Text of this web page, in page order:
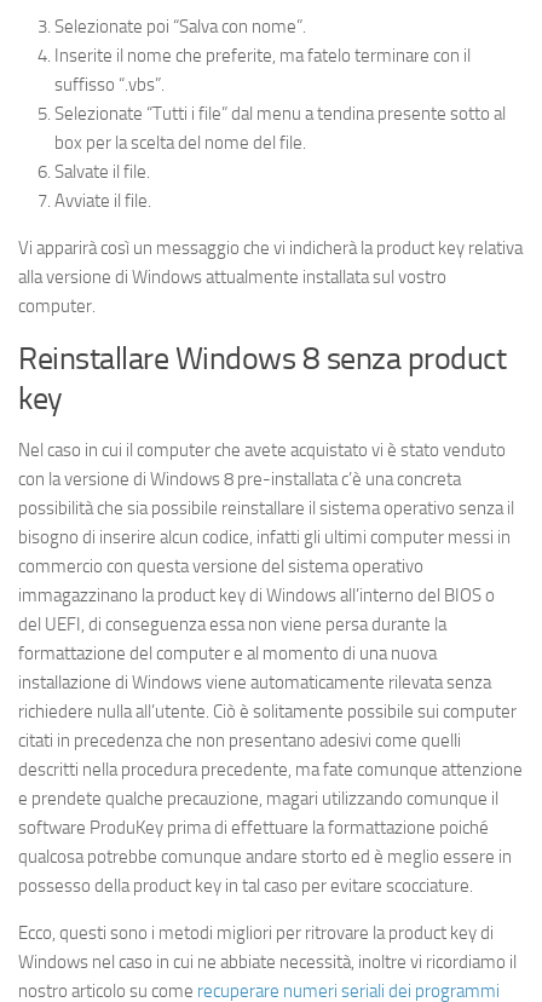
Selezionate poi “Salva con nome”.
Inserite il nome che preferite, ma fatelo terminare con il
suffisso “.vbs”.
Selezionate “Tutti i file” dal menu a tendina presente sotto al
box per la scelta del nome del file.
Salvate il file.
Avviate il file.
Vi apparirà così un messaggio che vi indicherà la product key relativa
alla versione di Windows attualmente installata sul vostro
computer.
Reinstallare Windows 8 senza product
key
Nel caso in cui il computer che avete acquistato vi è stato venduto
con la versione di Windows 8 pre-installata c’è una concreta
possibilità che sia possibile reinstallare il sistema operativo senza il
bisogno di inserire alcun codice, infatti gli ultimi computer messi in
commercio con questa versione del sistema operativo
immagazzinano la product key di Windows all’interno del BIOS o
del UEFI, di conseguenza essa non viene persa durante la
formattazione del computer e al momento di una nuova
installazione di Windows viene automaticamente rilevata senza
richiedere nulla all’utente. Ciò è solitamente possibile sui computer
citati in precedenza che non presentano adesivi come quelli
descritti nella procedura precedente, ma fate comunque attenzione
e prendete qualche precauzione, magari utilizzando comunque il
software ProduKey prima di effettuare la formattazione poiché
qualcosa potrebbe comunque andare storto ed è meglio essere in
possesso della product key in tal caso per evitare scocciature.
Ecco, questi sono i metodi migliori per ritrovare la product key di
Windows nel caso in cui ne abbiate necessità, inoltre vi ricordiamo il
nostro articolo su come recuperare numeri seriali dei programmi